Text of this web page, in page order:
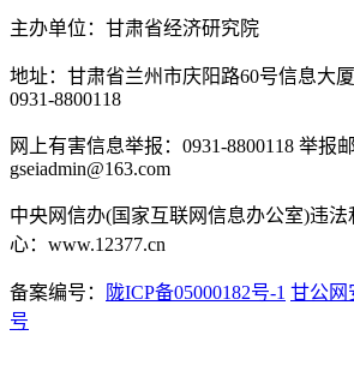
主办单位：甘肃省经济研究院
地址：甘肃省兰州市庆阳路60号信息大厦
0931-8800118
网上有害信息举报：0931-8800118 举报邮
gseiadmin@163.com
中央网信办(国家互联网信息办公室)违
心：www.12377.cn
备案编号： 陇ICP备05000182号-1 甘公网
号